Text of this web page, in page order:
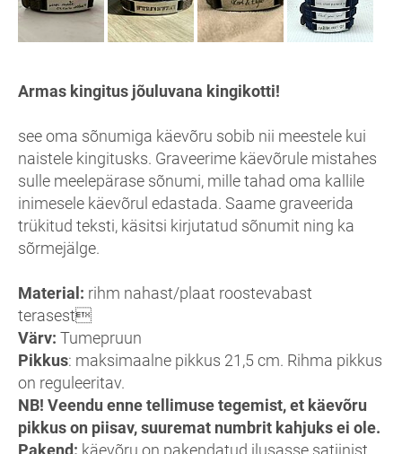
Armas kingitus jõuluvana kingikotti!
see oma sõnumiga käevõru sobib nii meestele kui
naistele kingitusks. Graveerime käevõrule mistahes
sulle meelepärase sõnumi, mille tahad oma kallile
inimesele käevõrul edastada. Saame graveerida
trükitud teksti, käsitsi kirjutatud sõnumit ning ka
sõrmejälge.
Material: rihm nahast/plaat roostevabast
terasest
Värv: Tumepruun
Pikkus: maksimaalne pikkus 21,5 cm. Rihma pikkus
on reguleeritav.
NB! Veendu enne tellimuse tegemist, et käevõru
pikkus on piisav, suuremat numbrit kahjuks ei ole.
Pakend: käevõru on pakendatud ilusasse satiinist